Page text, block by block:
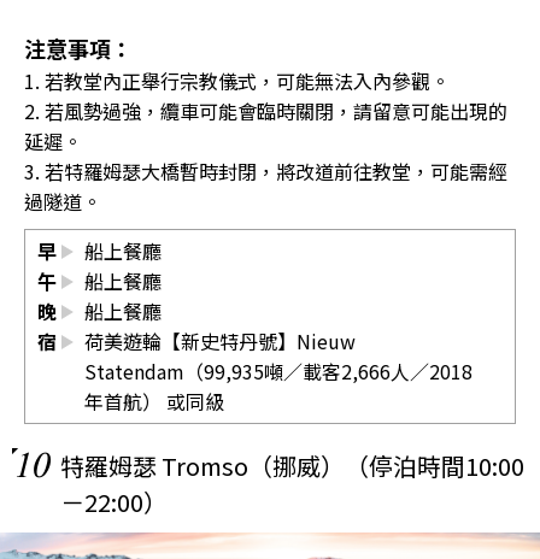
注意事項：
1. 若教堂內正舉行宗教儀式，可能無法入內參觀。
2. 若風勢過強，纜車可能會臨時關閉，請留意可能出現的
延遲。
3. 若特羅姆瑟大橋暫時封閉，將改道前往教堂，可能需經
過隧道。
早
船上餐廳
午
船上餐廳
晚
船上餐廳
宿
荷美遊輪【新史特丹號】Nieuw
Statendam（99,935噸／載客2,666人／2018
年首航） 或同級
10 特羅姆瑟 Tromso（挪威）（停泊時間10:00
－22:00）